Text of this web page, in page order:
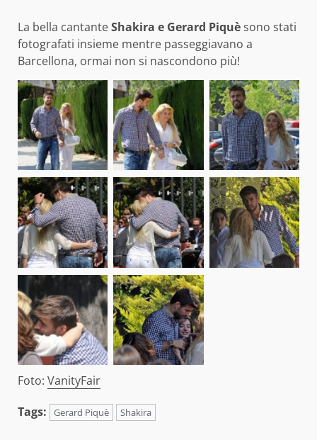
La bella cantanteShakira e Gerard Piquèsono stati
fotografati insieme mentre passeggiavano a
Barcellona, ormai non si nascondono più!
Foto: VanityFair
Tags:
Gerard Piquè Shakira